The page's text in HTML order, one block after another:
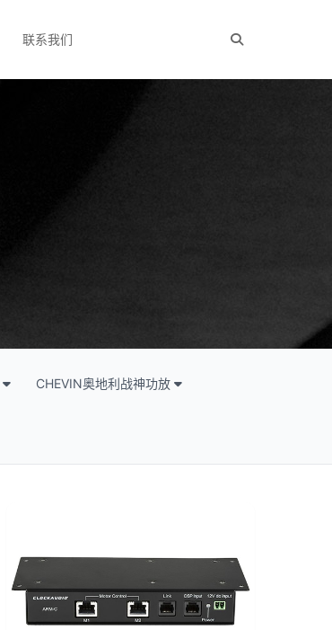
联系我们
CHEVIN奥地利战神功放